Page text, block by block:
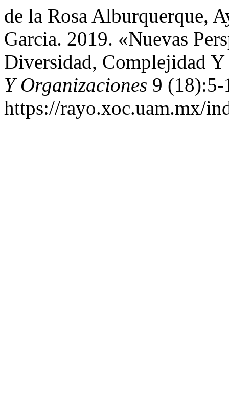
de la Rosa Alburquerque,
Garcia. 2019. «Nuevas
Diversidad, Complejidad
Y Organizaciones 9 (18):5-
https://rayo.xoc.uam.mx/